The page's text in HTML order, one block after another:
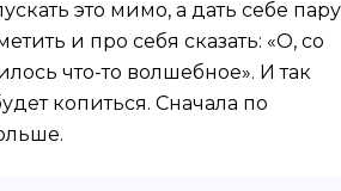
это мимо, а дать себе пару
и про себя сказать: «О, со
что-то волшебное». И так
копиться. Сначала по